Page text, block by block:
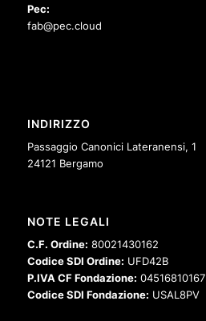
Pec:
fab@pec.cloud
INDIRIZZO
Passaggio Canonici Lateranensi, 1
24121 Bergamo
NOTE LEGALI
C.F. Ordine: 80021430162
Codice SDI Ordine: UFD42B
P.IVA CF Fondazione: 04516810167
Codice SDI Fondazione: USAL8PV